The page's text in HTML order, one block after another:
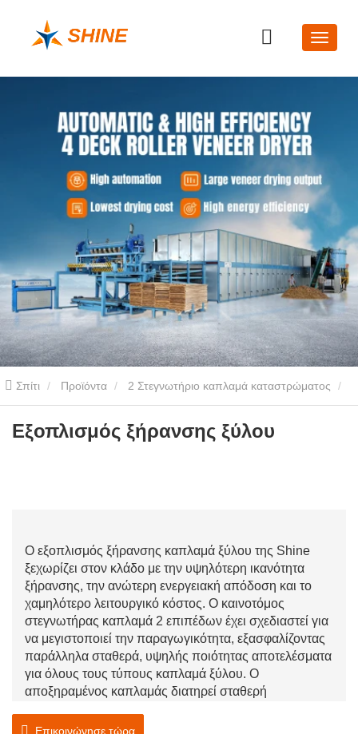
Σπίτι Προϊόντα 2 Στεγνωτήριο καπλαμά καταστρώματος
1.6m3/h Στεγνωτήριο Καπλαμά Εξοπλισμός ξήρανσης ξύλου
Εξοπλισμός ξήρανσης ξύλου
Ο εξοπλισμός ξήρανσης καπλαμά ξύλου της Shine
ξεχωρίζει στον κλάδο με την υψηλότερη ικανότητα
ξήρανσης, την ανώτερη ενεργειακή απόδοση και το
χαμηλότερο λειτουργικό κόστος. Ο καινοτόμος
στεγνωτήρας καπλαμά 2 επιπέδων έχει σχεδιαστεί για
να μεγιστοποιεί την παραγωγικότητα, εξασφαλίζοντας
παράλληλα σταθερά, υψηλής ποιότητας αποτελέσματα
για όλους τους τύπους καπλαμά ξύλου. Ο
αποξηραμένος καπλαμάς διατηρεί σταθερή
αποτρέποντας τη στρέβλωση ή την παραμόρφωση.
Επικοινώνησε τώρα